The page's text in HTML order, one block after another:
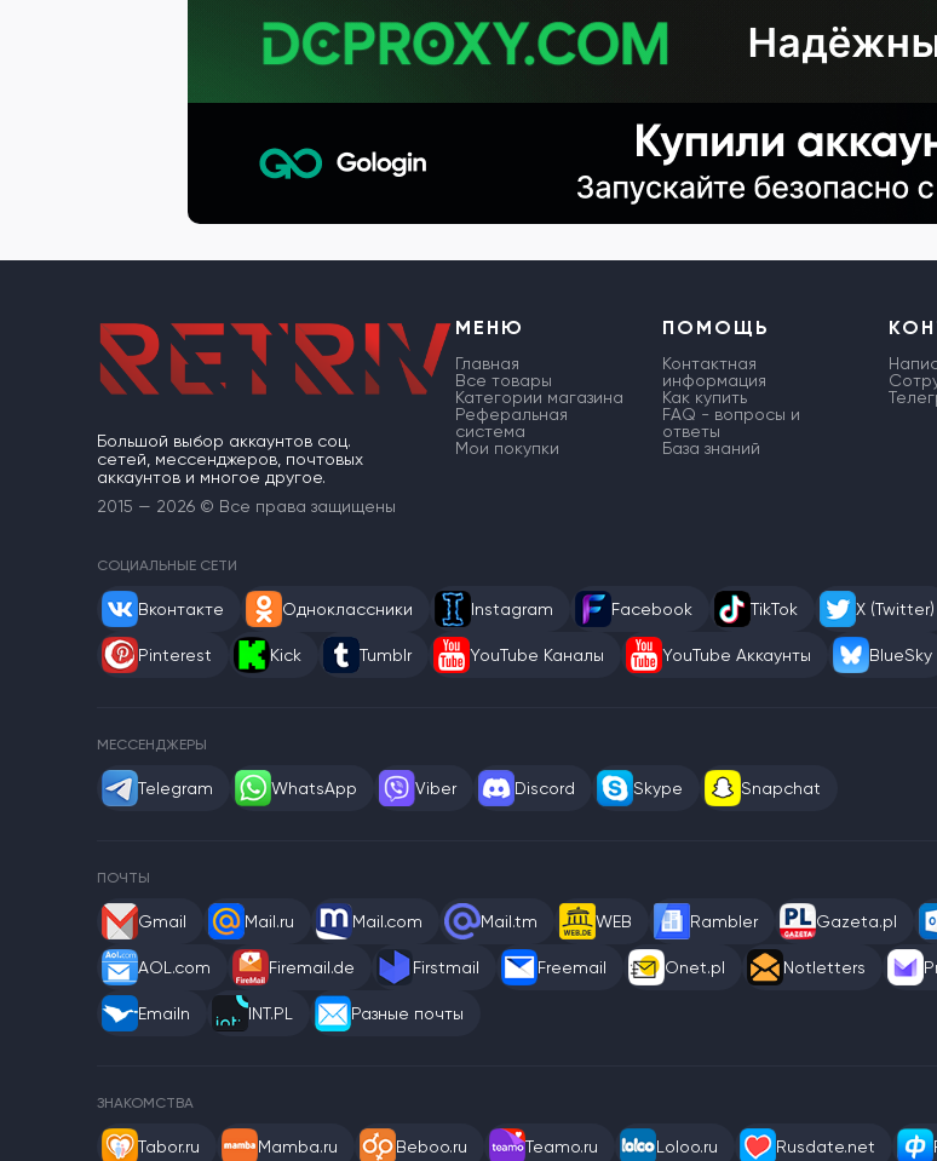
Большой выбор аккаунтов соц.
сетей, мессенджеров, почтовых
аккаунтов и многое другое.
2015 — 2026 © Все права защищены
МЕНЮ
Главная
Все товары
Категории магазина
Реферальная
система
Мои покупки
ПОМОЩЬ
Контактная
информация
Как купить
FAQ - вопросы и
ответы
База знаний
СОЦИАЛЬНЫЕ СЕТИ
Вконтакте Одноклассники Instagram Facebook TikTok X (Twitter)
Pinterest Kick Tumblr YouTube Каналы YouTube Аккаунты BlueSky
МЕССЕНДЖЕРЫ
Telegram WhatsApp Viber Discord Skype Snapchat
ПОЧТЫ
Gmail Mail.ru Mail.com Mail.tm WEB Rambler Gazeta.pl
AOL.com Firemail.de Firstmail Freemail Onet.pl Notletters
Emailn INT.PL Разные почты
ЗНАКОМСТВА
Tabor.ru Mamba.ru Beboo.ru Teamo.ru Loloo.ru Rusdate.net